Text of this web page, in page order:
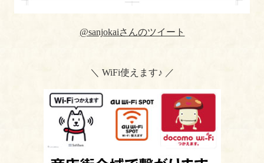
@sanjokaiさんのツイート
＼ WiFi使えます♪ ／